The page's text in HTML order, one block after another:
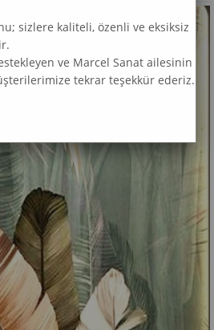
sizlere kaliteli, özenli ve eksiksiz
ve Marcel Sanat ailesinin
tekrar teşekkür ederiz.